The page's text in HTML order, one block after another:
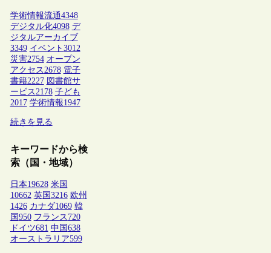
学術情報流通4348
デジタル化4098 デ
ジタルアーカイブ
3349 イベント 3012
災害2754 オープン
アクセス 2678 電子
書籍2227 図書館サ
ービス 2178 子ども
2017 学術情報1947
続きを見る
キーワードから検
索（国・地域）
日本19628 米国
10662 英国 3216 欧州
1426 カナダ1069 韓
国 950 フランス 720
ドイツ681 中国 638
オーストラリア599